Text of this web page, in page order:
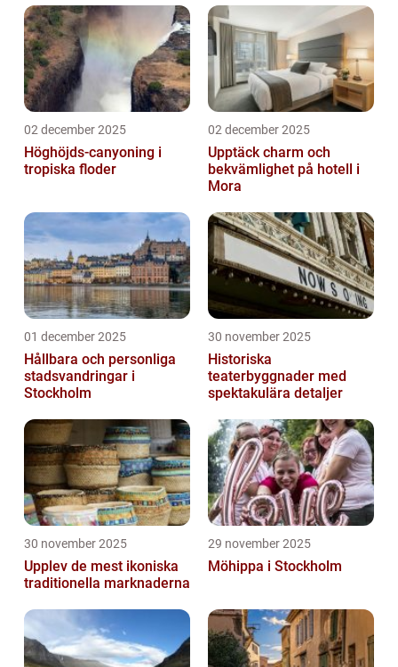
02 december 2025
Höghöjds-canyoning i
tropiska floder
02 december 2025
Upptäck charm och
bekvämlighet på hotell i
Mora
01 december 2025
Hållbara och personliga
stadsvandringar i
Stockholm
30 november 2025
Historiska
teaterbyggnader med
spektakulära detaljer
30 november 2025
Upplev de mest ikoniska
traditionella marknaderna
29 november 2025
Möhippa i Stockholm